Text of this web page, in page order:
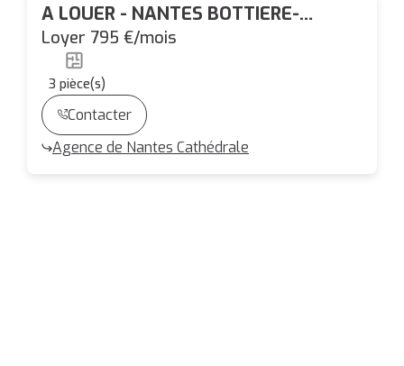
A LOUER - NANTES BOTTIERE-
CHENAIE -T3 RECENT de 55.65 m²
avec TERRASSE et PARKING
Loyer 795 €/mois
3 pièce(s)
Contacter
Agence de Nantes Cathédrale